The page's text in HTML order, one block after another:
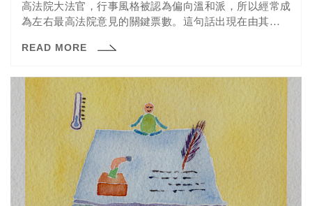
高法院大法官，行事風格被認為偏向溫和派，所以經常成
為左右最高法院意見的關鍵票數。這句話出現在由其主筆
READ MORE